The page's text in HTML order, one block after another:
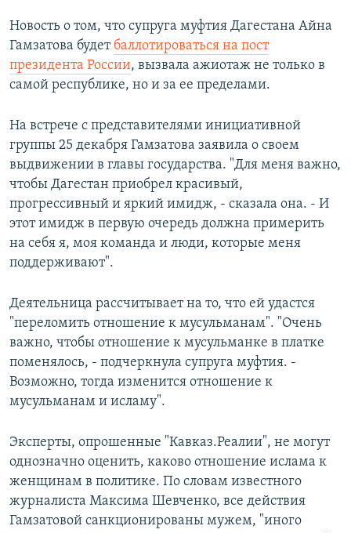
Новость о том, что супруга муфтия Дагестана Айна
Гамзатова будет баллотироваться на пост
президента России, вызвала ажиотаж не только в
самой республике, но и за ее пределами.
На встрече с представителями инициативной
группы 25 декабря Гамзатова заявила о своем
выдвижении в главы государства. "Для меня важно,
чтобы Дагестан приобрел красивый,
прогрессивный и яркий имидж, - сказала она. - И
этот имидж в первую очередь должна примерить
на себя я, моя команда и люди, которые меня
поддерживают".
Деятельница рассчитывает на то, что ей удастся
"переломить отношение к мусульманам". "Очень
важно, чтобы отношение к мусульманке в платке
поменялось, - подчеркнула супруга муфтия. -
Возможно, тогда изменится отношение к
мусульманам и исламу".
Эксперты, опрошенные "Кавказ.Реалии", не могут
однозначно оценить, каково отношение ислама к
женщинам в политике. По словам известного
журналиста Максима Шевченко, все действия
Гамзатовой санкционированы мужем, "иного